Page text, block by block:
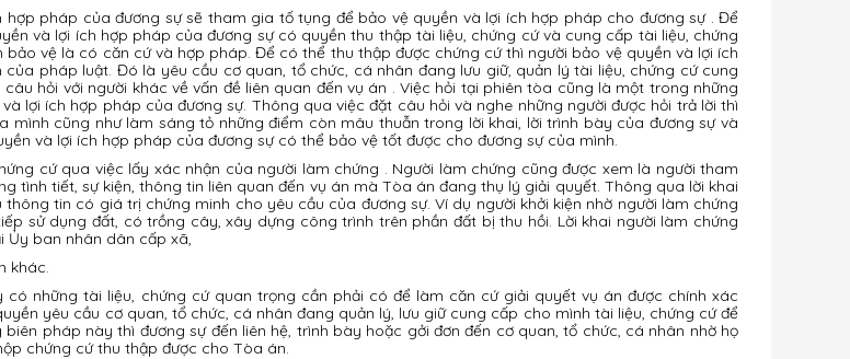
pháp của đương sự sẽ tham gia tố tụng để bảo vệ quyền và lợi ích hợp pháp cho đương sự . Để
và lợi ích hợp pháp của đương sự có quyền thu thập tài liệu, chứng cứ và cung cấp tài liệu, chứng
vệ là có căn cứ và hợp pháp. Để có thể thu thập được chứng cứ thì người bảo vệ quyền và lợi ích
pháp luật. Đó là yêu cầu cơ quan, tổ chức, cá nhân đang lưu giữ, quản lý tài liệu, chứng cứ cung
hỏi với người khác về vấn đề liên quan đến vụ án . Việc hỏi tại phiên tòa cũng là một trong những
lợi ích hợp pháp của đương sự. Thông qua việc đặt câu hỏi và nghe những người được hỏi trả lời thì
mình cũng như làm sáng tỏ những điểm còn mâu thuẫn trong lời khai, lời trình bày của đương sự và
và lợi ích hợp pháp của đương sự có thể bảo vệ tốt được cho đương sự của mình.
cứ qua việc lấy xác nhận của người làm chứng . Người làm chứng cũng được xem là người tham
tình tiết, sự kiện, thông tin liên quan đến vụ án mà Tòa án đang thụ lý giải quyết. Thông qua lời khai
tin có giá trị chứng minh cho yêu cầu của đương sự. Ví dụ người khởi kiện nhờ người làm chứng
sử dụng đất, có trồng cây, xây dựng công trình trên phần đất bị thu hồi. Lời khai người làm chứng
Ủy ban nhân dân cấp xã,
khác.
những tài liệu, chứng cứ quan trọng cần phải có để làm căn cứ giải quyết vụ án được chính xác
yêu cầu cơ quan, tổ chức, cá nhân đang quản lý, lưu giữ cung cấp cho mình tài liệu, chứng cứ để
pháp này thì đương sự đến liên hệ, trình bày hoặc gởi đơn đến cơ quan, tổ chức, cá nhân nhờ họ
chứng cứ thu thập được cho Tòa án.